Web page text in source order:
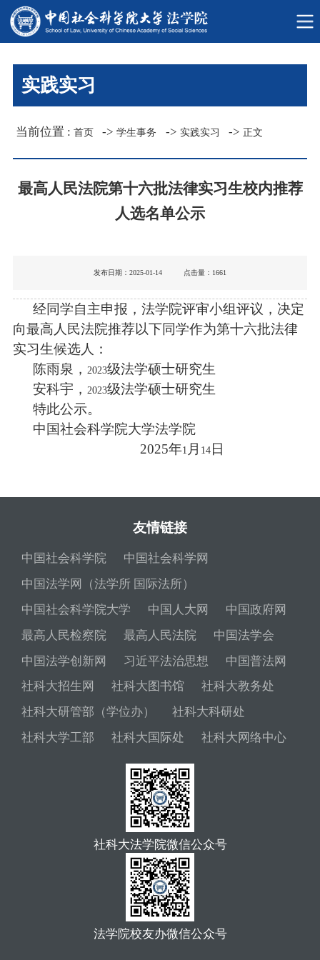
实践实习
当前位置 :首页 ->学生事务 -> 实践实习 ->正文
最高人民法院第十六批法律实习生校内推荐
人选名单公示
发布日期：2025-01-14 点击量： 1661
经同学自主申报，法学院评审小组评议，决定
向最高人民法院推荐以下同学作为第十六批法律
实习生候选人：
陈雨泉， 2023级法学硕士研究生
安科宇， 2023级法学硕士研究生
特此公示。
中国社会科学院大学法学院
2025年1 月 14日
友情链接
中国社会科学院
中国社会科学网
中国法学网（法学所 国际法所）
中国社会科学院大学
中国人大网
中国政府网
最高人民检察院
最高人民法院
中国法学会
中国法学创新网
习近平法治思想
中国普法网
社科大招生网
社科大图书馆
社科大教务处
社科大研管部（学位办）
社科大科研处
社科大学工部
社科大国际处 社科大网络中心
社科大法学院微信公众号
法学院校友办微信公众号